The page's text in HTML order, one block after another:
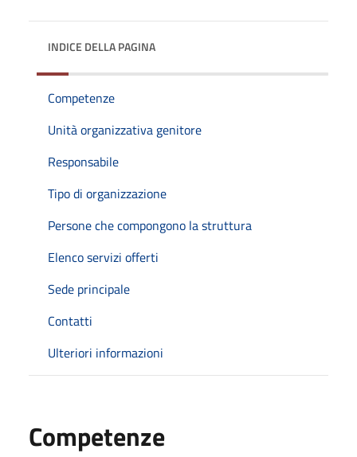
INDICE DELLA PAGINA
Competenze
Unità organizzativa genitore
Responsabile
Tipo di organizzazione
Persone che compongono la struttura
Elenco servizi offerti
Sede principale
Contatti
Ulteriori informazioni
Competenze